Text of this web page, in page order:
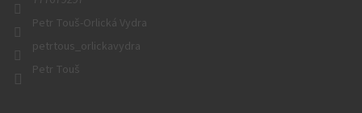
Petr Touš-Orlická Vydra
petrtous_orlickavydra
Petr Touš